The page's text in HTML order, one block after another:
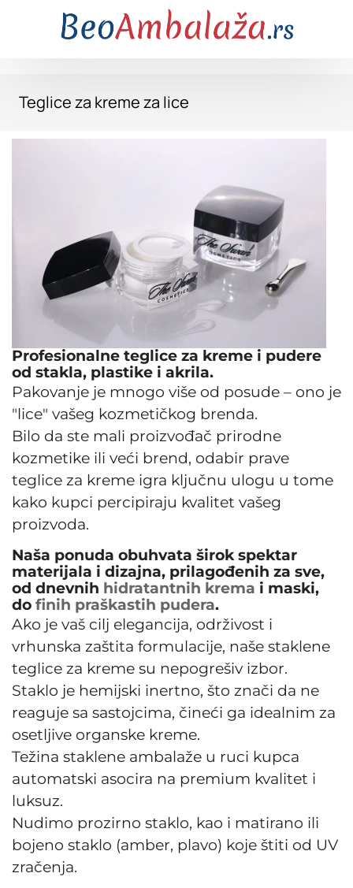
Teglice za kreme za lice
Profesionalne teglice za kreme i pudere
od stakla, plastike i akrila.
Pakovanje je mnogo više od posude – ono je
"lice" vašeg kozmetičkog brenda.
Bilo da ste mali proizvođač prirodne
kozmetike ili veći brend, odabir prave
teglice za kreme igra ključnu ulogu u tome
kako kupci percipiraju kvalitet vašeg
proizvoda.
Naša ponuda obuhvata širok spektar
materijala i dizajna, prilagođenih za sve,
od dnevnih hidratantnih krema i maski,
do finih praškastih pudera.
Ako je vaš cilj elegancija, održivost i
vrhunska zaštita formulacije, naše staklene
teglice za kreme su nepogrešiv izbor.
Staklo je hemijski inertno, što znači da ne
reaguje sa sastojcima, čineći ga idealnim za
osetljive organske kreme.
Težina staklene ambalaže u ruci kupca
automatski asocira na premium kvalitet i
luksuz.
Nudimo prozirno staklo, kao i matirano ili
bojeno staklo (amber, plavo) koje štiti od UV
zračenja.